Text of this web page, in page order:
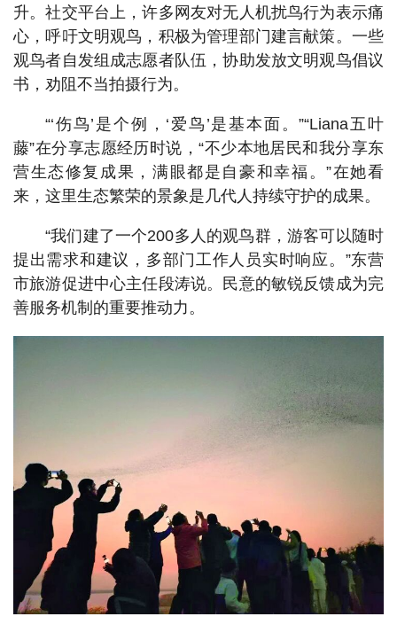
升。社交平台上，许多网友对无人机扰鸟行为表示痛
心，呼吁文明观鸟，积极为管理部门建言献策。一些
观鸟者自发组成志愿者队伍，协助发放文明观鸟倡议
书，劝阻不当拍摄行为。
“‘伤鸟’是个例，‘爱鸟’是基本面。”“Liana五叶
藤”在分享志愿经历时说，“不少本地居民和我分享东
营生态修复成果，满眼都是自豪和幸福。”在她看
来，这里生态繁荣的景象是几代人持续守护的成果。
“我们建了一个200多人的观鸟群，游客可以随时
提出需求和建议，多部门工作人员实时响应。”东营
市旅游促进中心主任段涛说。民意的敏锐反馈成为完
善服务机制的重要推动力。